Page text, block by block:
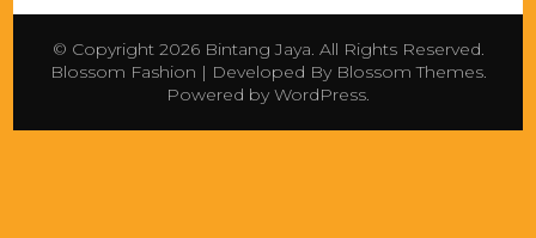
© Copyright 2026 Bintang Jaya. All Rights Reserved.
Blossom Fashion | Developed ByBlossom Themes.
Powered by WordPress.